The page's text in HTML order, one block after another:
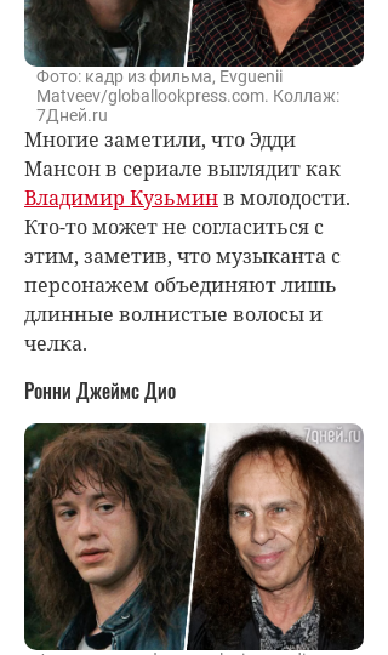
Фото: кадр из фильма, Evguenii
Matveev/globallookpress.com. Коллаж:
7Дней.ru
Многие заметили, что Эдди
Мансон в сериале выглядит как
Владимир Кузьминв молодости.
Кто-то может не согласиться с
этим, заметив, что музыканта с
персонажем объединяют лишь
длинные волнистые волосы и
челка.
Ронни Джеймс Дио